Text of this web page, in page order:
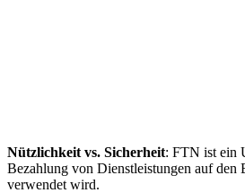
Nützlichkeit vs. Sicherheit: FTN ist ein
Bezahlung von Dienstleistungen auf den
verwendet wird.